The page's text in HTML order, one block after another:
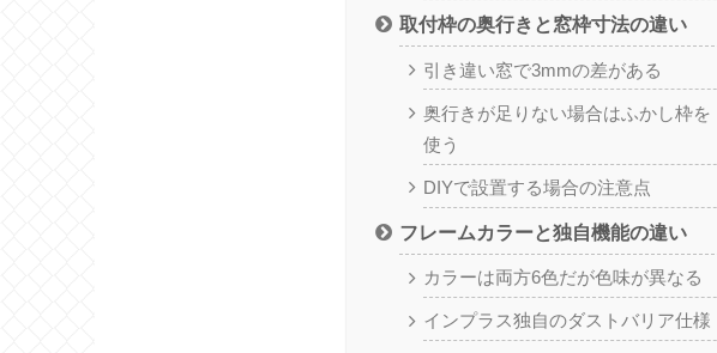
取付枠の奥行きと窓枠寸法の違い
引き違い窓で3mmの差がある
奥行きが足りない場合はふかし枠を
使う
DIYで設置する場合の注意点
フレームカラーと独自機能の違い
カラーは両方6色だが色味が異なる
インプラス独自のダストバリア仕様